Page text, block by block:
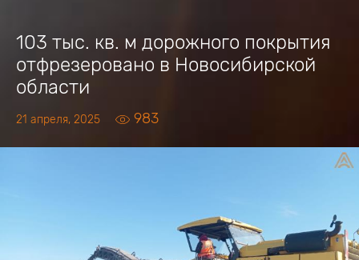
103 тыс. кв. м дорожного покрытия
отфрезеровано в Новосибирской
области
21 апреля, 2025 983